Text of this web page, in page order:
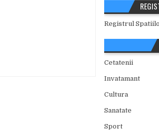
Registrul
Cetatenii
Invatamant
Cultura
Sanatate
Sport